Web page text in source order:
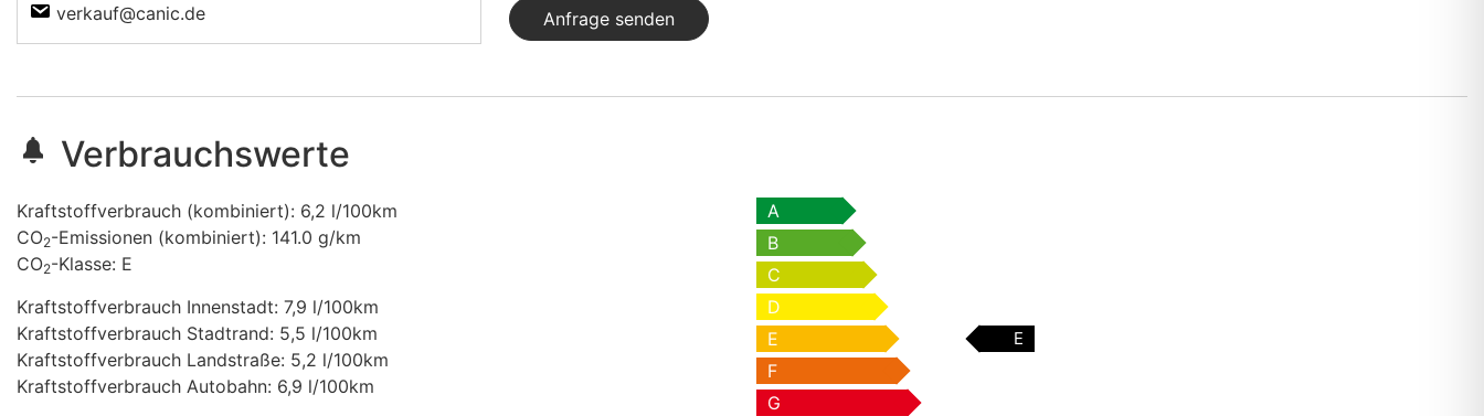
verkauf@canic.de
Anfrage senden
Verbrauchswerte
Kraftstoffverbrauch (kombiniert): 6,2 l/100km
CO2-Emissionen (kombiniert): 141.0 g/km
CO2-Klasse: E
Kraftstoffverbrauch Innenstadt: 7,9 l/100km
Kraftstoffverbrauch Stadtrand: 5,5 l/100km
Kraftstoffverbrauch Landstraße: 5,2 l/100km
Kraftstoffverbrauch Autobahn: 6,9 l/100km
A
B
C
D
E
E
F
G